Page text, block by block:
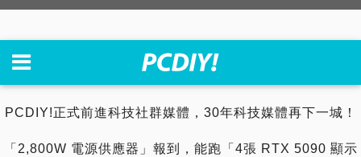
PCDIY!正式前進科技社群媒體，30年科技媒體再下一城！
「2,800W 電源供應器」報到，能跑「4張 RTX 5090 顯示